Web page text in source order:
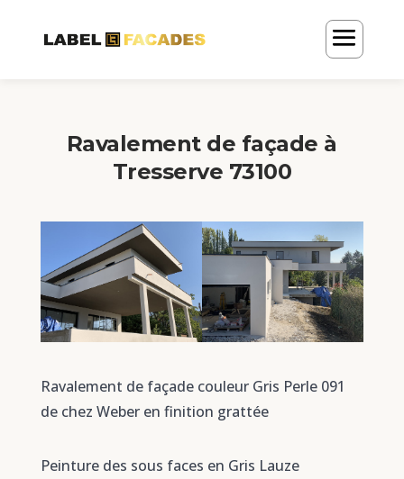
Ravalement de façade à
Tresserve 73100
Ravalement de façade couleur Gris Perle 091
de chez Weber en finition grattée
Peinture des sous faces en Gris Lauze